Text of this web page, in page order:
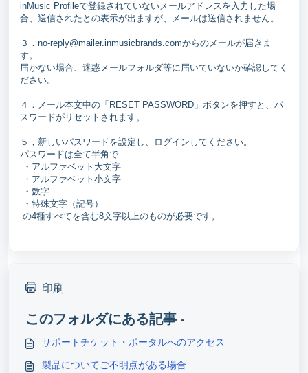
inMusic Profileで登録されていないメールアドレスを入力した場
合、送信されたとの表示が出ますが、メールは送信されません。
３．no-reply@mailer.inmusicbrands.comからのメールが届きま
す。
届かない場合、迷惑メールフォルダ等に届いていないか確認してく
ださい。
４．メール本文中の「RESET PASSWORD」ボタンを押すと、パ
スワードがリセットされます。
５，新しいパスワードを設定し、ログインしてください。
パスワードは全て半角で
・アルファベット大文字
・アルファベット小文字
・数字
・特殊文字（記号）
の4種すべてを含む8文字以上のものが必要です。
印刷
このフォルダにある記事 -
サポートチケット・ポータルへのアクセス
製品についてご不明点がある場合